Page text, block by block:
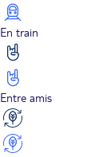
En train
Entre amis